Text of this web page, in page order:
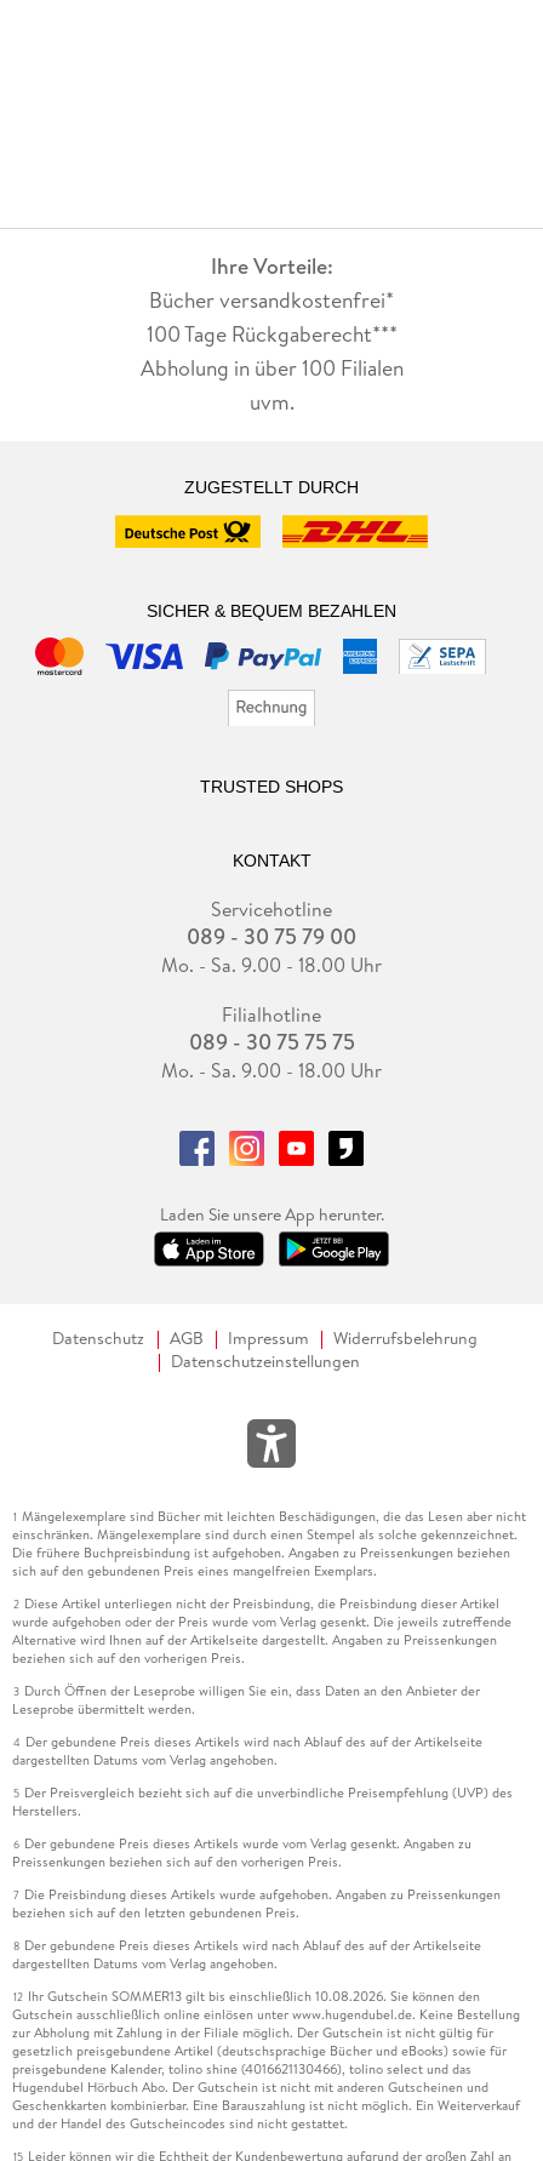
Ihre Vorteile:
Bücher versandkostenfrei*
100 Tage Rückgaberecht***
Abholung in über 100 Filialen
uvm.
ZUGESTELLT DURCH
SICHER & BEQUEM BEZAHLEN
TRUSTED SHOPS
KONTAKT
Servicehotline
089 - 30 75 79 00
Mo. - Sa. 9.00 - 18.00 Uhr
Filialhotline
089 - 30 75 75 75
Mo. - Sa. 9.00 - 18.00 Uhr
Laden Sie unsere App herunter.
Datenschutz AGB Impressum
Widerrufsbelehrung
Datenschutzeinstellungen
1 Mängelexemplare sind Bücher mit leichten Beschädigungen, die das Lesen aber nicht
einschränken. Mängelexemplare sind durch einen Stempel als solche gekennzeichnet.
Die frühere Buchpreisbindung ist aufgehoben. Angaben zu Preissenkungen beziehen
sich auf den gebundenen Preis eines mangelfreien Exemplars.
2 Diese Artikel unterliegen nicht der Preisbindung, die Preisbindung dieser Artikel
wurde aufgehoben oder der Preis wurde vom Verlag gesenkt. Die jeweils zutreffende
Alternative wird Ihnen auf der Artikelseite dargestellt. Angaben zu Preissenkungen
beziehen sich auf den vorherigen Preis.
3 Durch Öffnen der Leseprobe willigen Sie ein, dass Daten an den Anbieter der
Leseprobe übermittelt werden.
4 Der gebundene Preis dieses Artikels wird nach Ablauf des auf der Artikelseite
dargestellten Datums vom Verlag angehoben.
5 Der Preisvergleich bezieht sich auf die unverbindliche Preisempfehlung (UVP) des
Herstellers.
6 Der gebundene Preis dieses Artikels wurde vom Verlag gesenkt. Angaben zu
Preissenkungen beziehen sich auf den vorherigen Preis.
7 Die Preisbindung dieses Artikels wurde aufgehoben. Angaben zu Preissenkungen
beziehen sich auf den letzten gebundenen Preis.
8 Der gebundene Preis dieses Artikels wird nach Ablauf des auf der Artikelseite
dargestellten Datums vom Verlag angehoben.
12 Ihr Gutschein SOMMER13 gilt bis einschließlich 10.08.2026. Sie können den
Gutschein ausschließlich online einlösen unter www.hugendubel.de. Keine Bestellung
zur Abholung mit Zahlung in der Filiale möglich. Der Gutschein ist nicht gültig für
gesetzlich preisgebundene Artikel (deutschsprachige Bücher und eBooks) sowie für
preisgebundene Kalender, tolino shine (4016621130466), tolino select und das
Hugendubel Hörbuch Abo. Der Gutschein ist nicht mit anderen Gutscheinen und
Geschenkkarten kombinierbar. Eine Barauszahlung ist nicht möglich. Ein Weiterverkauf
und der Handel des Gutscheincodes sind nicht gestattet.
15 Leider können wir die Echtheit der Kundenbewertung aufgrund der großen Zahl an